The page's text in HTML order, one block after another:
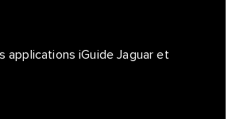
applications iGuide Jaguar et